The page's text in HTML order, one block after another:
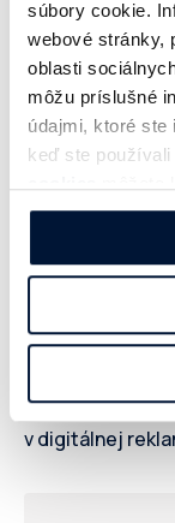
súbory cookie.
webové stránky,
oblasti
môžu príslušné
údajmi, ktoré
keď ste
našej webovej
Spíkri a
Dimitris
IAB
nástroje pre
v digitálnej